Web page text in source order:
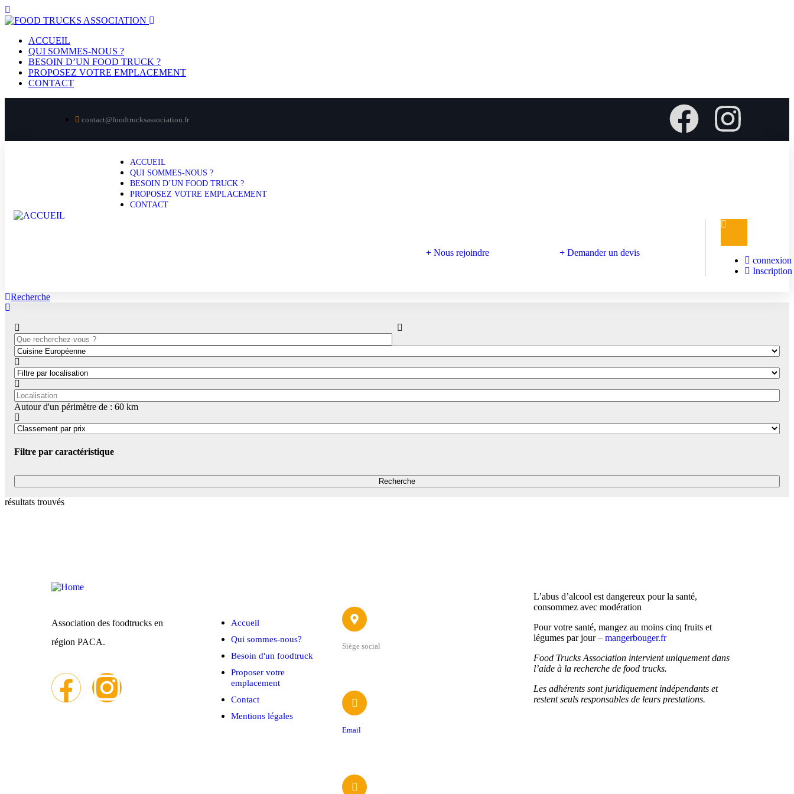
ACCUEIL
QUI SOMMES-NOUS ?
BESOIN D’UN FOOD TRUCK ?
PROPOSEZ VOTRE EMPLACEMENT
CONTACT
contact@foodtrucksassociation.fr
ACCUEIL
QUI SOMMES-NOUS ?
BESOIN D’UN FOOD TRUCK ?
PROPOSEZ VOTRE EMPLACEMENT
CONTACT
Nous rejoindre Demander un devis
connexion
Inscription
Recherche
Autour d'un périmètre de : 60 km
Filtre par caractéristique
résultats trouvés
Association des foodtrucks en
région PACA.
Accueil
Qui sommes-nous?
Besoin d'un foodtruck
Proposer votre
emplacement
Contact
Mentions légales
Siège social
Email
L’abus d’alcool est dangereux pour la santé,
consommez avec modération
Pour votre santé, mangez au moins cinq fruits et
légumes par jour – mangerbouger.fr
Food Trucks Association intervient uniquement dans
l’aide à la recherche de food trucks.
Les adhérents sont juridiquement indépendants et
restent seuls responsables de leurs prestations.